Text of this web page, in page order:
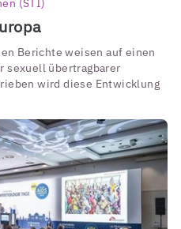
(STI)
Berichte weisen auf einen
sexuell übertragbarer
wird diese Entwicklung